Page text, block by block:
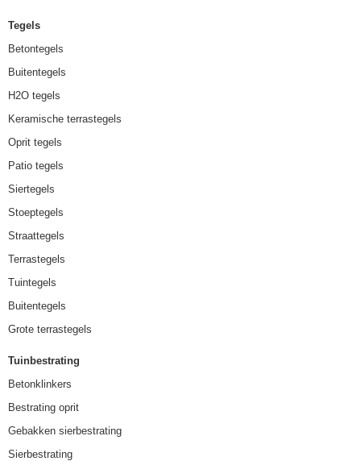
Tegels
Betontegels
Buitentegels
H2O tegels
Keramische terrastegels
Oprit tegels
Patio tegels
Siertegels
Stoeptegels
Straattegels
Terrastegels
Tuintegels
Buitentegels
Grote terrastegels
Tuinbestrating
Betonklinkers
Bestrating oprit
Gebakken sierbestrating
Sierbestrating